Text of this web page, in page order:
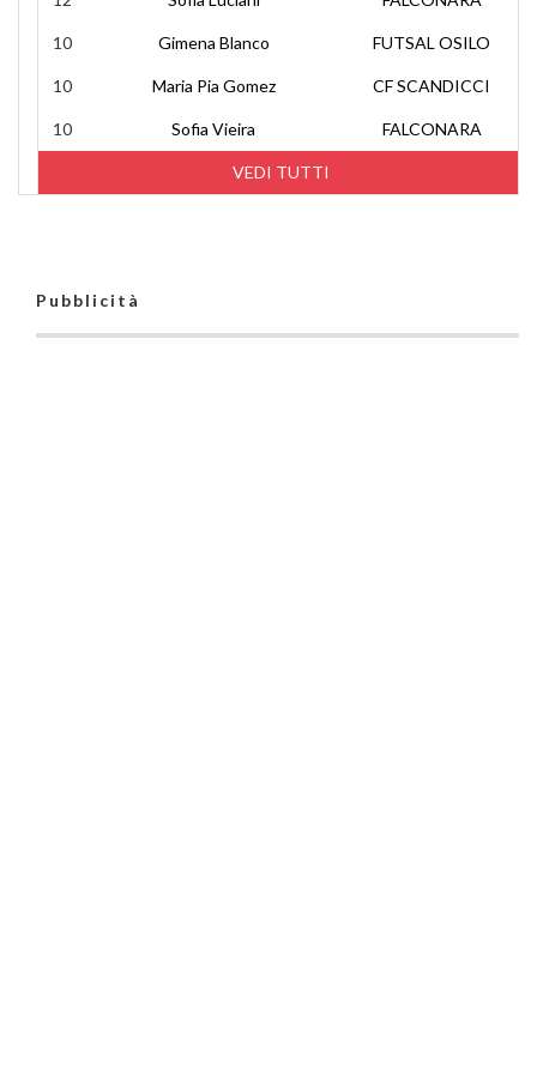
VEDI TUTTI
10 Gimena Blanco FUTSAL OSILO
10 Maria Pia Gomez CF SCANDICCI
10 Sofia Vieira FALCONARA
Pubblicità